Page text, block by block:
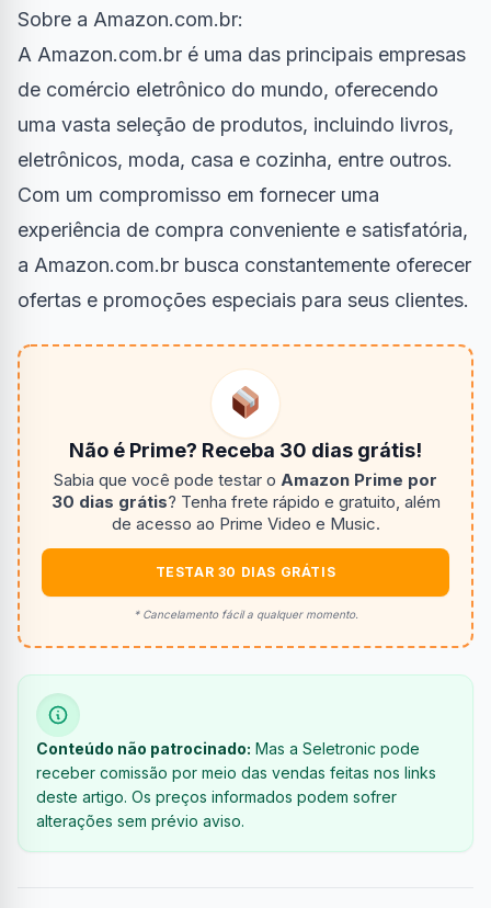
Sobre a Amazon.com.br:
A Amazon.com.br é uma das principais empresas
de comércio eletrônico do mundo, oferecendo
uma vasta seleção de produtos, incluindo livros,
eletrônicos, moda, casa e cozinha, entre outros.
Com um compromisso em fornecer uma
experiência de compra conveniente e satisfatória,
a Amazon.com.br busca constantemente oferecer
ofertas e promoções especiais para seus clientes.
Não é Prime? Receba 30 dias grátis!
Sabia que você pode testar o Amazon Prime por
30 dias grátis? Tenha frete rápido e gratuito, além
de acesso ao Prime Video e Music.
TESTAR 30 DIAS GRÁTIS
* Cancelamento fácil a qualquer momento.
Conteúdo não patrocinado: Mas a Seletronic pode
receber comissão por meio das vendas feitas nos links
deste artigo. Os preços informados podem sofrer
alterações sem prévio aviso.